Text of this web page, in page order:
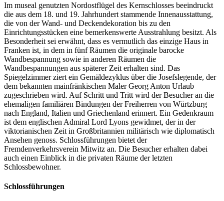
Im museal genutzten Nordostflügel des Kernschlosses beeindruckt
die aus dem 18. und 19. Jahrhundert stammende Innenausstattung,
die von der Wand- und Deckendekoration bis zu den
Einrichtungsstücken eine bemerkenswerte Ausstrahlung besitzt. Als
Besonderheit sei erwähnt, dass es vermutlich das einzige Haus in
Franken ist, in dem in fünf Räumen die originale barocke
Wandbespannung sowie in anderen Räumen die
Wandbespannungen aus späterer Zeit erhalten sind. Das
Spiegelzimmer ziert ein Gemäldezyklus über die Josefslegende, der
dem bekannten mainfränkischen Maler Georg Anton Urlaub
zugeschrieben wird. Auf Schritt und Tritt wird der Besucher an die
ehemaligen familiären Bindungen der Freiherren von Würtzburg
nach England, Italien und Griechenland erinnert. Ein Gedenkraum
ist dem englischen Admiral Lord Lyons gewidmet, der in der
viktorianischen Zeit in Großbritannien militärisch wie diplomatisch
Ansehen genoss. Schlossführungen bietet der
Fremdenverkehrsverein Mitwitz an. Die Besucher erhalten dabei
auch einen Einblick in die privaten Räume der letzten
Schlossbewohner.
Schlossführungen